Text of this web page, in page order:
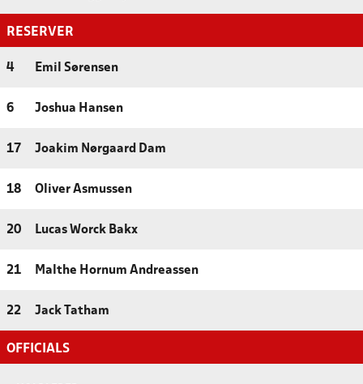
RESERVER
4 Emil Sørensen
6 Joshua Hansen
17 Joakim Nørgaard Dam
18 Oliver Asmussen
20 Lucas Worck Bakx
21 Malthe Hornum Andreassen
22 Jack Tatham
OFFICIALS